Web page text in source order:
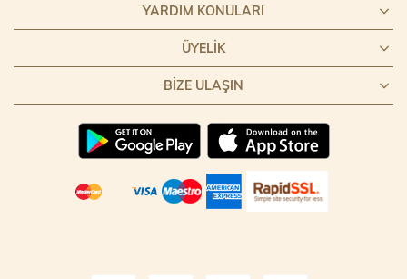
YARDIM KONULARI
ÜYELIK
BIZE ULAŞIN